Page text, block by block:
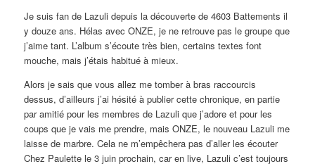
Je suis fan de Lazuli depuis la découverte de 4603 Battements il
y douze ans. Hélas avec ONZE, je ne retrouve pas le groupe que
j’aime tant. L’album s’écoute très bien, certains textes font
mouche, mais j’étais habitué à mieux.
Alors je sais que vous allez me tomber à bras raccourcis
dessus, d’ailleurs j’ai hésité à publier cette chronique, en partie
par amitié pour les membres de Lazuli que j’adore et pour les
coups que je vais me prendre, mais ONZE, le nouveau Lazuli me
laisse de marbre. Cela ne m’empêchera pas d’aller les écouter
Chez Paulette le 3 juin prochain, car en live, Lazuli c’est toujours